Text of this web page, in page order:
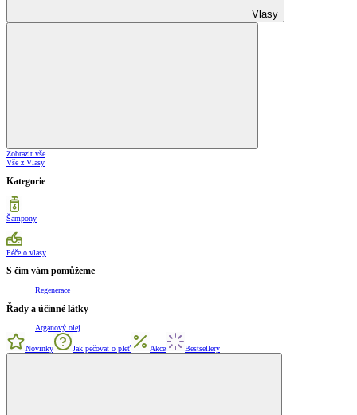
Vlasy
Zobrazit vše
Vše z Vlasy
Kategorie
Šampony
Péče o vlasy
S čím vám pomůžeme
Regenerace
Řady a účinné látky
Arganový olej
Novinky Jak pečovat o pleť Akce Bestsellery